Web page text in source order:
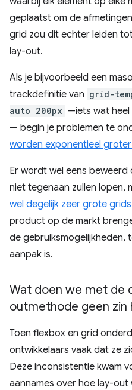
geplaatst om de
grid zou dit echter leiden
lay-out.
Als je bijvoorbeeld een
trackdefinitie van grid-
auto 200px —iets wat heel
— begin je problemen te
worden exponentieel
Er wordt wel eens
niet tegenaan zullen lopen,
wel degelijk zeer grote
product op de markt
de gebruiksmogelijkheden,
aanpak is.
Wat doen we met de
outmethode geen zin
Toen flexbox en grid
ontwikkelaars vaak dat ze
Deze inconsistentie kwam
aannames over hoe lay-